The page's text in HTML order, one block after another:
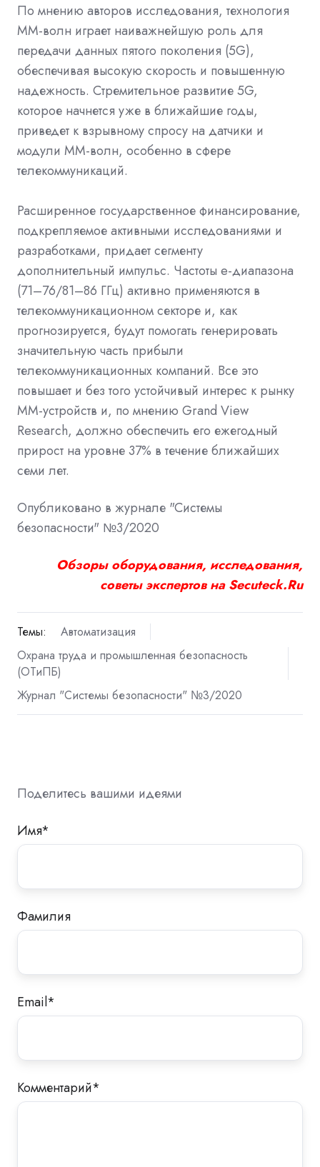
По мнению авторов исследования, технология
ММ-волн играет наиважнейшую роль для
передачи данных пятого поколения (5G),
обеспечивая высокую скорость и повышенную
надежность. Стремительное развитие 5G,
которое начнется уже в ближайшие годы,
приведет к взрывному спросу на датчики и
модули ММ-волн, особенно в сфере
телекоммуникаций.
Расширенное государственное финансирование,
подкрепляемое активными исследованиями и
разработками, придает сегменту
дополнительный импульс. Частоты e-диапазона
(71–76/81–86 ГГц) активно применяются в
телекоммуникационном секторе и, как
прогнозируется, будут помогать генерировать
значительную часть прибыли
телекоммуникационных компаний. Все это
повышает и без того устойчивый интерес к рынку
ММ-устройств и, по мнению Grand View
Research, должно обеспечить его ежегодный
прирост на уровне 37% в течение ближайших
семи лет.
Опубликовано в журнале "Системы
безопасности" №3/2020
Обзоры оборудования, исследования,
советы экспертов на Secuteck.Ru
Темы:
Автоматизация
Охрана труда и промышленная безопасность
(ОТиПБ)
Журнал "Системы безопасности" №3/2020
Поделитесь вашими идеями
Имя*
Фамилия
Email*
Комментарий*